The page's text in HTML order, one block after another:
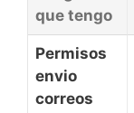
que tengo
Permisos
envio
correos